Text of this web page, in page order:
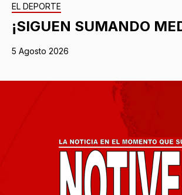
EL DEPORTE
¡SIGUEN SUMANDO
5 Agosto 2026